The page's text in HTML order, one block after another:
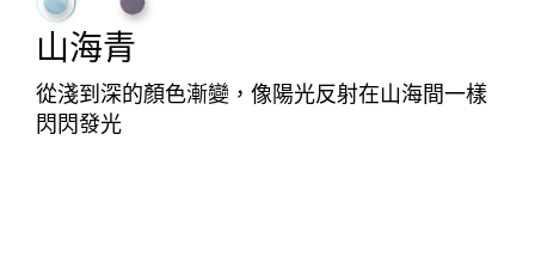
山海青
從淺到深的顏色漸變，像陽光反射在山海間一樣
閃閃發光